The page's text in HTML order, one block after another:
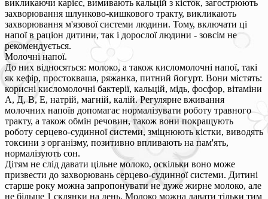
викликаючи карієс, вимивають кальцій з кісток, загострюють
захворювання шлунково-кишкового тракту, викликають
захворювання м'язової системи людини. Тому, включати ці
напої в раціон дитини, так і дорослої людини - зовсім не
рекомендується.
Молочні напої.
До них відносяться: молоко, а також кисломолочні напої, такі
як кефір, простокваша, ряжанка, питний йогурт. Вони містять:
корисні кисломолочні бактерії, кальцій, мідь, фосфор, вітаміни
А, Д, В, Е, натрій, магній, калій. Регулярне вживання
молочних напоїв допомагає нормалізувати роботу травного
тракту, а також обмін речовин, також вони покращують
роботу серцево-судинної системи, зміцнюють кістки, виводять
токсини з організму, позитивно впливають на пам'ять,
нормалізують сон.
Дітям не слід давати цільне молоко, оскільки воно може
призвести до захворювань серцево-судинної системи. Дитині
старше року можна запропонувати не дуже жирне молоко, але
не більше 1 склянки на день. Молоко можна давати тільки тим